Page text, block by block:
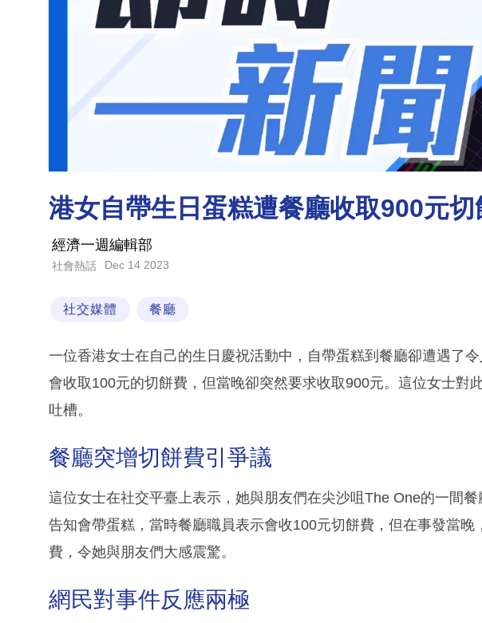
港女自帶生日蛋糕遭餐廳收取900元
經濟一週編輯部
社會熱話 Dec 14 2023
社交媒體 餐廳
一位香港女士在自己的生日慶祝活動中，自帶蛋糕到餐廳卻遭遇了
會收取100元的切餅費，但當晚卻突然要求收取900元。這位女士對
吐槽。
餐廳突增切餅費引爭議
這位女士在社交平臺上表示，她與朋友們在尖沙咀The One的一間
告知會帶蛋糕，當時餐廳職員表示會收100元切餅費，但在事發當
費，令她與朋友們大感震驚。
網民對事件反應兩極